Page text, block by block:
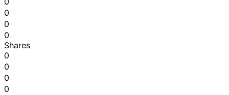
0
0
0
Shares
0
0
0
0